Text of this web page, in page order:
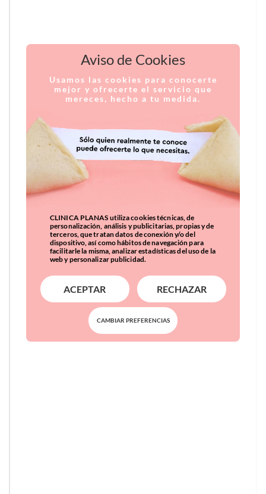
Aviso de Cookies
Usamos las cookies para conocerte
mejor y ofrecerte el servicio que
mereces, hecho a tu medida.
CLINICA PLANAS utiliza cookies técnicas, de
personalización, análisis y publicitarias, propias y de
terceros, que tratan datos de conexión y/o del
dispositivo, así como hábitos de navegación para
facilitarle la misma, analizar estadísticas del uso de la
web y personalizar publicidad.
ACEPTAR RECHAZAR
CAMBIAR PREFERENCIAS